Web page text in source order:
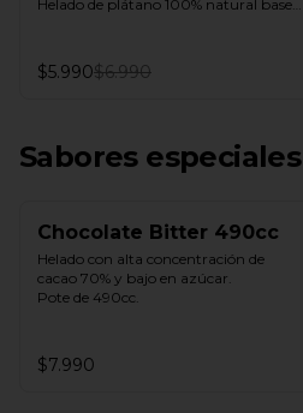
Helado de plátano 100% natural base
**FOTO REFERENCIAL**
$5.990$6.990
Sabores especiales
Chocolate Bitter 490cc
Helado con alta concentración de
cacao 70% y bajo en azúcar.
Pote de 490cc.
$7.990